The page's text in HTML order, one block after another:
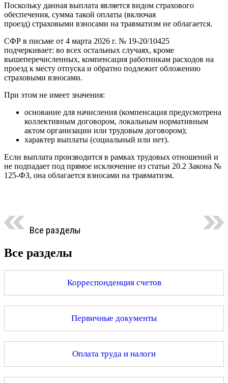
Поскольку данная выплата является видом страхового
обеспечения, сумма такой оплаты (включая
проезд) страховыми взносами на травматизм не облагается.
СФР в письме от 4 марта 2026 г. № 19-20/10425
подчеркивает: во всех остальных случаях, кроме
вышеперечисленных, компенсация работникам расходов на
проезд к месту отпуска и обратно подлежит обложению
страховыми взносами.
При этом не имеет значения:
основание для начисления (компенсация предусмотрена
коллективным договором, локальным нормативным
актом организации или трудовым договором);
характер выплаты (социальный или нет).
Если выплата производится в рамках трудовых отношений и
не подпадает под прямое исключение из статьи 20.2 Закона №
125-ФЗ, она облагается взносами на травматизм.
Все разделы
Все разделы
Корреспонденция счетов
Первичные документы
Оплата труда и налоги